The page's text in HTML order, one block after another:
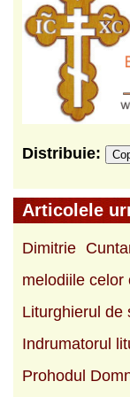
Distribuie:
Articolele
Dimitrie
melodiile celor
Liturghierul de
Indrumatorul
Prohodul